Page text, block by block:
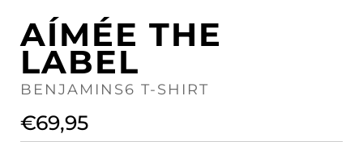
AÍMÉE THE
LABEL
BENJAMINS6 T-SHIRT
€69,95